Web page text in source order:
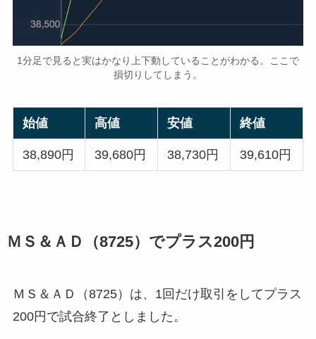
1分足で見ると実はかなり上下動していることがわかる。ここで
損切りしてしまう。
始値 高値 安値 終値
38,890円 39,680円 38,730円 39,610円
ＭＳ＆ＡＤ（8725）でプラス200円
ＭＳ＆ＡＤ（8725）は、1回だけ取引をしてプラス
200円で試合終了としました。